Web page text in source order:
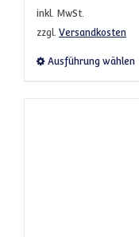
inkl. MwSt.
zzgl. Versandkosten
Ausführung wählen